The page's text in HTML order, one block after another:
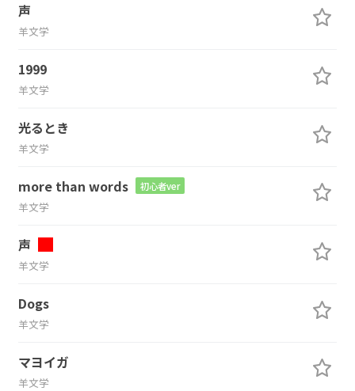
声
羊文学
1999
羊文学
光るとき
羊文学
more than words 初心者ver
羊文学
声
羊文学
Dogs
羊文学
マヨイガ
羊文学